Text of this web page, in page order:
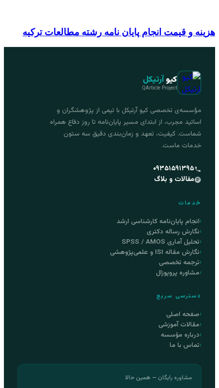
هزینه و قیمت انجام پایان نامه رشته مطالعات ترکیه
کیوآرتیکل
QArticle Project
مؤسسه‌ی تخصصی کیو آرتیکل با تیمی از پژوهشگران و
اساتید مجرب، از ابتدای مسیر پایان‌نامه تا روز دفاع همراه
شماست. کیفیت، تعهد و زمان‌بندی دقیق سه ستون
خدمات ماست.
۰۹۳۵۱۵۹۱۳۹۵
مقالات و بلاگ
خدمات
انجام پایان‌نامه کارشناسی ارشد
نگارش رساله دکتری
تحلیل آماری SPSS / AMOS
نگارش مقاله ISI و علمی‌پژوهشی
ترجمه تخصصی
مشاوره پروپوزال
دسترسی سریع
صفحه اصلی
مقالات آموزشی
درباره مؤسسه
تماس با ما
مشاوره رایگان — همین حالا